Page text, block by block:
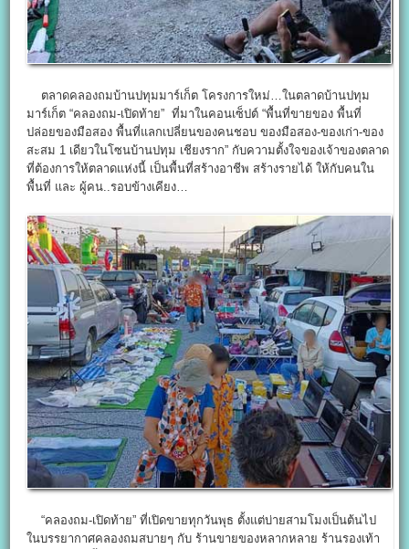
ตลาดคลองถมบ้านปทุมมาร์เก็ต โครงการใหม่…ในตลาดบ้านปทุม
มาร์เก็ต “คลองถม-เปิดท้าย” ที่มาในคอนเซ็ปต์ “พื้นที่ขายของ พื้นที่
ปล่อยของมือสอง พื้นที่แลกเปลี่ยนของคนชอบ ของมือสอง-ของเก่า-ของ
สะสม 1 เดียวในโซนบ้านปทุม เชียงราก” กับความตั้งใจของเจ้าของตลาด
ที่ต้องการให้ตลาดแห่งนี้ เป็นพื้นที่สร้างอาชีพ สร้างรายได้ ให้กับคนใน
พื้นที่ และ ผู้คน..รอบข้างเคียง…
“คลองถม-เปิดท้าย” ที่เปิดขายทุกวันพุธ ตั้งแต่บ่ายสามโมงเป็นต้นไป
ในบรรยากาศคลองถมสบายๆ กับ ร้านขายของหลากหลาย ร้านรองเท้า